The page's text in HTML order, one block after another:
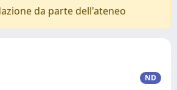
da parte dell'ateneo
ND